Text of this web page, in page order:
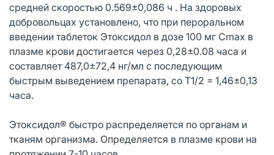
средней скоростью 0.569±0,086 ч . На здоровых
добровольцах установлено, что при пероральном
введении таблеток Этоксидол в дозе 100 мг Cmax в
плазме крови достигается через 0,28±0.08 часа и
составляет 487,0±72,4 нг/мл с последующим
быстрым выведением препарата, со T1/2 = 1,46±0,13
часа.
Этоксидол® быстро распределяется по органам и
тканям организма. Определяется в плазме крови на